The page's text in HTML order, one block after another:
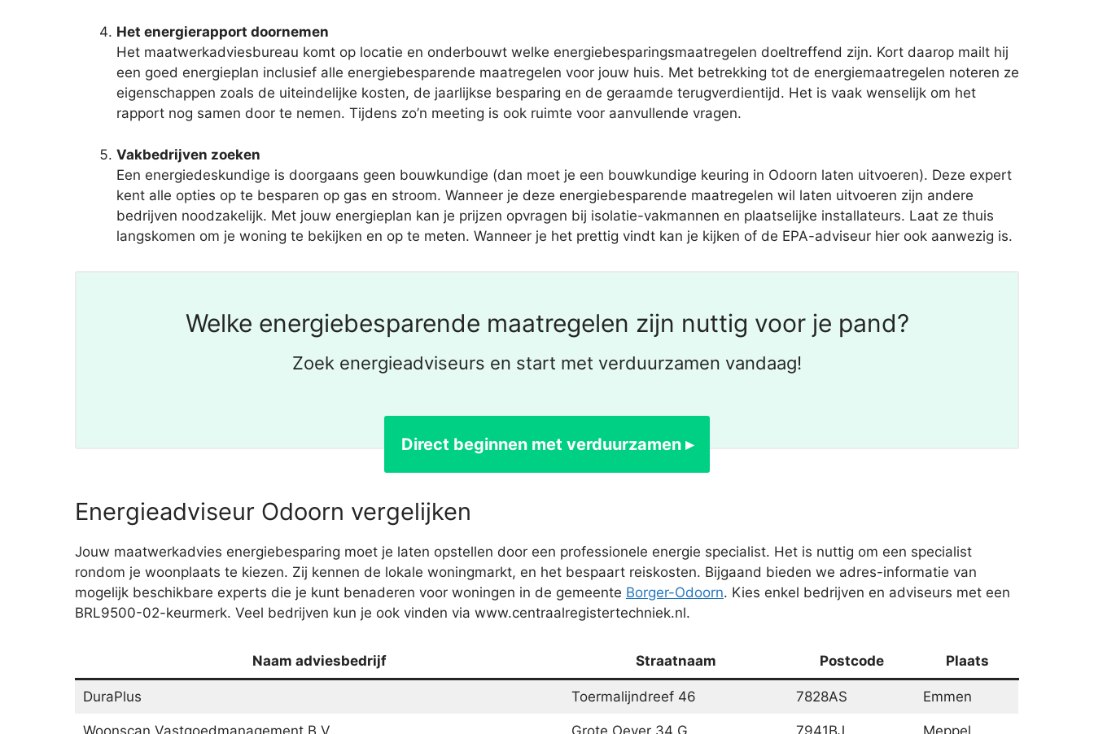
Het energierapport doornemen
Het maatwerkadviesbureau komt op locatie en onderbouwt welke energiebesparingsmaatregelen doeltreffend zijn. Kort daarop mailt hij
een goed energieplan inclusief alle energiebesparende maatregelen voor jouw huis. Met betrekking tot de energiemaatregelen noteren ze
eigenschappen zoals de uiteindelijke kosten, de jaarlijkse besparing en de geraamde terugverdientijd. Het is vaak wenselijk om het
rapport nog samen door te nemen. Tijdens zo’n meeting is ook ruimte voor aanvullende vragen.
Vakbedrijven zoeken
Een energiedeskundige is doorgaans geen bouwkundige (dan moet je een bouwkundige keuring in Odoorn laten uitvoeren). Deze expert
kent alle opties op te besparen op gas en stroom. Wanneer je deze energiebesparende maatregelen wil laten uitvoeren zijn andere
bedrijven noodzakelijk. Met jouw energieplan kan je prijzen opvragen bij isolatie-vakmannen en plaatselijke installateurs. Laat ze thuis
langskomen om je woning te bekijken en op te meten. Wanneer je het prettig vindt kan je kijken of de EPA-adviseur hier ook aanwezig is.
Welke energiebesparende maatregelen zijn nuttig voor je pand?
Zoek energieadviseurs en start met verduurzamen vandaag!
Direct beginnen met verduurzamen ▸
Energieadviseur Odoorn vergelijken
Jouw maatwerkadvies energiebesparing moet je laten opstellen door een professionele energie specialist. Het is nuttig om een specialist
rondom je woonplaats te kiezen. Zij kennen de lokale woningmarkt, en het bespaart reiskosten. Bijgaand bieden we adres-informatie van
mogelijk beschikbare experts die je kunt benaderen voor woningen in de gemeente Borger-Odoorn. Kies enkel bedrijven en adviseurs met een
BRL9500-02-keurmerk. Veel bedrijven kun je ook vinden via www.centraalregistertechniek.nl.
Naam adviesbedrijf Straatnaam Postcode Plaats
DuraPlus Toermalijndreef 46 7828AS Emmen